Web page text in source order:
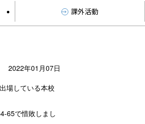
課外活動
2022年01月07日
場している本校
65で惜敗しまし